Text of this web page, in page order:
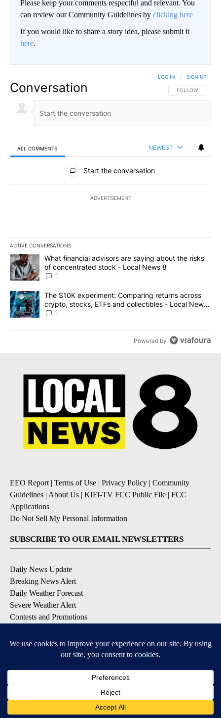
Please keep your comments respectful and relevant. You
can review our Community Guidelines by clicking here
If you would like to share a story idea, please submit it
here.
Conversation FOLLOW THIS
FOLLOW
LOG IN SIGN UP
ALL COMMENTS NEWEST
All Comments
Start the conversation
ADVERTISEMENT
ACTIVE CONVERSATIONS
The following is a list of the most commented articles in the last
A trending article titled "What financial advisors are saying
What financial advisors are saying about the risks
of concentrated stock - Local News 8
1
A trending article titled "The $10K experiment: Comparing
The $10K experiment: Comparing returns across
crypto, stocks, ETFs and collectibles - Local News
8
1
Powered by
EEO Report | Terms of Use | Privacy Policy | Community
Guidelines | About Us | KIFI-TV FCC Public File | FCC
Applications |
Do Not Sell My Personal Information
SUBSCRIBE TO OUR EMAIL NEWSLETTERS
Daily News Update
Breaking News Alert
Daily Weather Forecast
Severe Weather Alert
Contests and Promotions